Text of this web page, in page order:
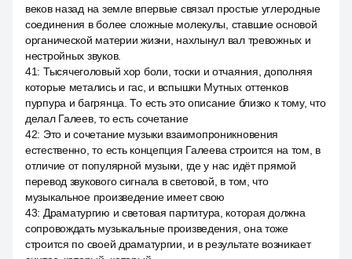
веков назад на земле впервые связал простые углеродные
соединения в более сложные молекулы, ставшие основой
органической материи жизни, нахлынул вал тревожных и
нестройных звуков.
41: Тысячеголовый хор боли, тоски и отчаяния, дополняя
которые метались и гас, и вспышки Мутных оттенков
пурпура и багрянца. То есть это описание близко к тому, что
делал Галеев, то есть сочетание
42: Это и сочетание музыки взаимопроникновения
естественно, то есть концепция Галеева строится на том, в
отличие от популярной музыки, где у нас идёт прямой
перевод звукового сигнала в световой, в том, что
музыкальное произведение имеет свою
43: Драматургию и световая партитура, которая должна
сопровождать музыкальные произведения, она тоже
строится по своей драматургии, и в результате возникает